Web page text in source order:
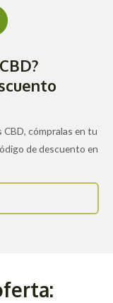
cómpralas en tu
de descuento en